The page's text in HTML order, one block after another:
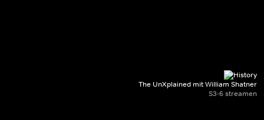
The UnXplained mit William Shatner
S3-6 streamen